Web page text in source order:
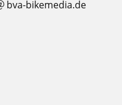
bva-bikemedia.de